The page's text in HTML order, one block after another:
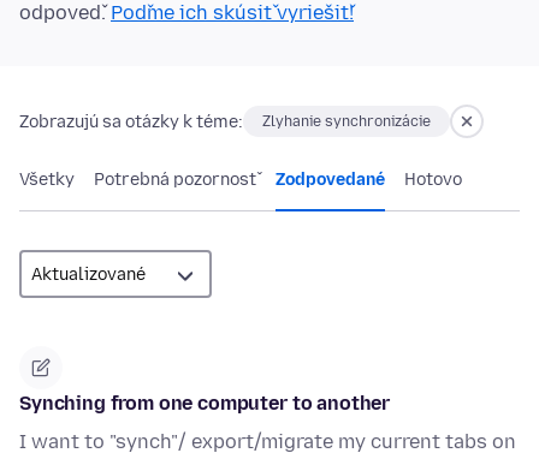
odpoveď.Poďme ich skúsiť vyriešiť!
Zobrazujú sa otázky k téme: Zlyhanie synchronizácie
Všetky Potrebná pozornosť Zodpovedané Hotovo
Synching from one computer to another
I want to "synch"/ export/migrate my current tabs on